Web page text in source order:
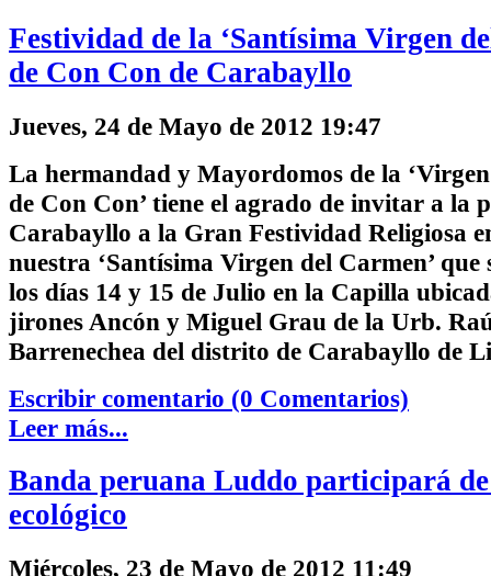
Festividad de la ‘Santísima Virgen
de Con Con de Carabayllo
Jueves, 24 de Mayo de 2012 19:47
La hermandad y Mayordomos de la
de Con Con’ tiene el agrado de invitar a la
Carabayllo a la Gran Festividad Religiosa
nuestra ‘Santísima Virgen del Carmen’ que
los días 14 y 15 de Julio en la Capilla
jirones Ancón y Miguel Grau de la Urb.
Barrenechea del distrito de Carabayllo de
Escribir comentario (0 Comentarios)
Leer más...
Banda peruana Luddo participará
ecológico
Miércoles, 23 de Mayo de 2012 11:49